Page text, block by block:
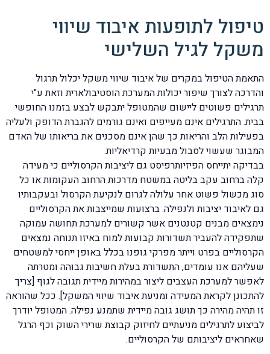
טיפול לתופעות איבוד שיווי
משקל לגיל השלישי
התאמת הטיפול במקרים של איבוד שיווי משקל יכלול תרגול
והדרכה לצורך שיפור יכולות המערכת הוסטיבולארית וזאת ע"י
תרגילים פשוטים ליישום שהמטופל יתבקש לבצע בזמנו החופשי
בבית. התרגילים אינם מעייפים ואינם גורמים להגברת הדופק ולעליה
בפעילות הלב והריאות כך שהן אינם מסכנים את בריאותו של האדם
המבוגר שעשוי לסבול מבעיות קרדיאליות.
בבדיקה יתייחס הפיזיותרפיסט גם ליציבות הקרסוליים כי מעידה
קלה ברחוב עקב בליטה במשטח מדרכות הרחוב העקומות או כל
סוג מכשול פשוט אחר עלולה לגרום לנקיעת הקרסול ובעקבותיו
גם לאיבוד יציבות ולנפילה. ברצועות שמייצבות את הקרסוליים
נימצאים מבנים קטנטנים אשר קשורים למערכת תחושה עמוקה
שתפקידה להעביר תשדורות קבועות למוח באיזו תנוחה נמצאים
הקרסוליים בפרט וייתר מפרקי גופנו בכלל באופן ייחסי למשטחים
שעליהם אנו עומדים, התשדורת בעלת חשיבות גבוהה ומטרתה
לאפשר למערכת העצבים ליצור במהירות מיידית תגובה לגוף [צריך
להתכונן לקראת המעידה ומניעת איבוד שיווי המשקל]. ככל שהוראה
זו תהיה מהירה כך תושג גובה מיידית שתמנע נפילה. המטופל יודרך
לביצוע לתרגילים מניעתיים לחיזוק קבוצת שרירי השוק וכף הרגל
שאחראים ליציבותם של הקרסוליים.